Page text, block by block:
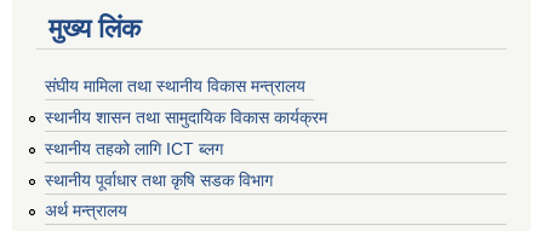
मुख्य लिंक
संघीय मामिला तथा स्थानीय विकास मन्त्रालय
स्थानीय शासन तथा सामुदायिक विकास कार्यक्रम
स्थानीय तहको लागि ICT ब्लग
स्थानीय पूर्वाधार तथा कृषि सडक विभाग
अर्थ मन्त्रालय